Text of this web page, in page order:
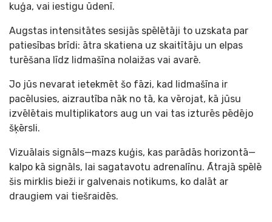
kuģa, vai iestigu ūdenī.
Augstas intensitātes sesijās spēlētāji to uzskata par
patiesības brīdi: ātra skatiena uz skaitītāju un elpas
turēšana līdz lidmašīna nolaižas vai avarē.
Jo jūs nevarat ietekmēt šo fāzi, kad lidmašīna ir
pacēlusies, aizrautība nāk no tā, ka vērojat, kā jūsu
izvēlētais multiplikators aug un vai tas izturēs pēdējo
šķērsli.
Vizuālais signāls—mazs kuģis, kas parādās horizontā—
kalpo kā signāls, lai sagatavotu adrenalīnu. Ātrajā spēlē
šis mirklis bieži ir galvenais notikums, ko dalāt ar
draugiem vai tiešraidēs.